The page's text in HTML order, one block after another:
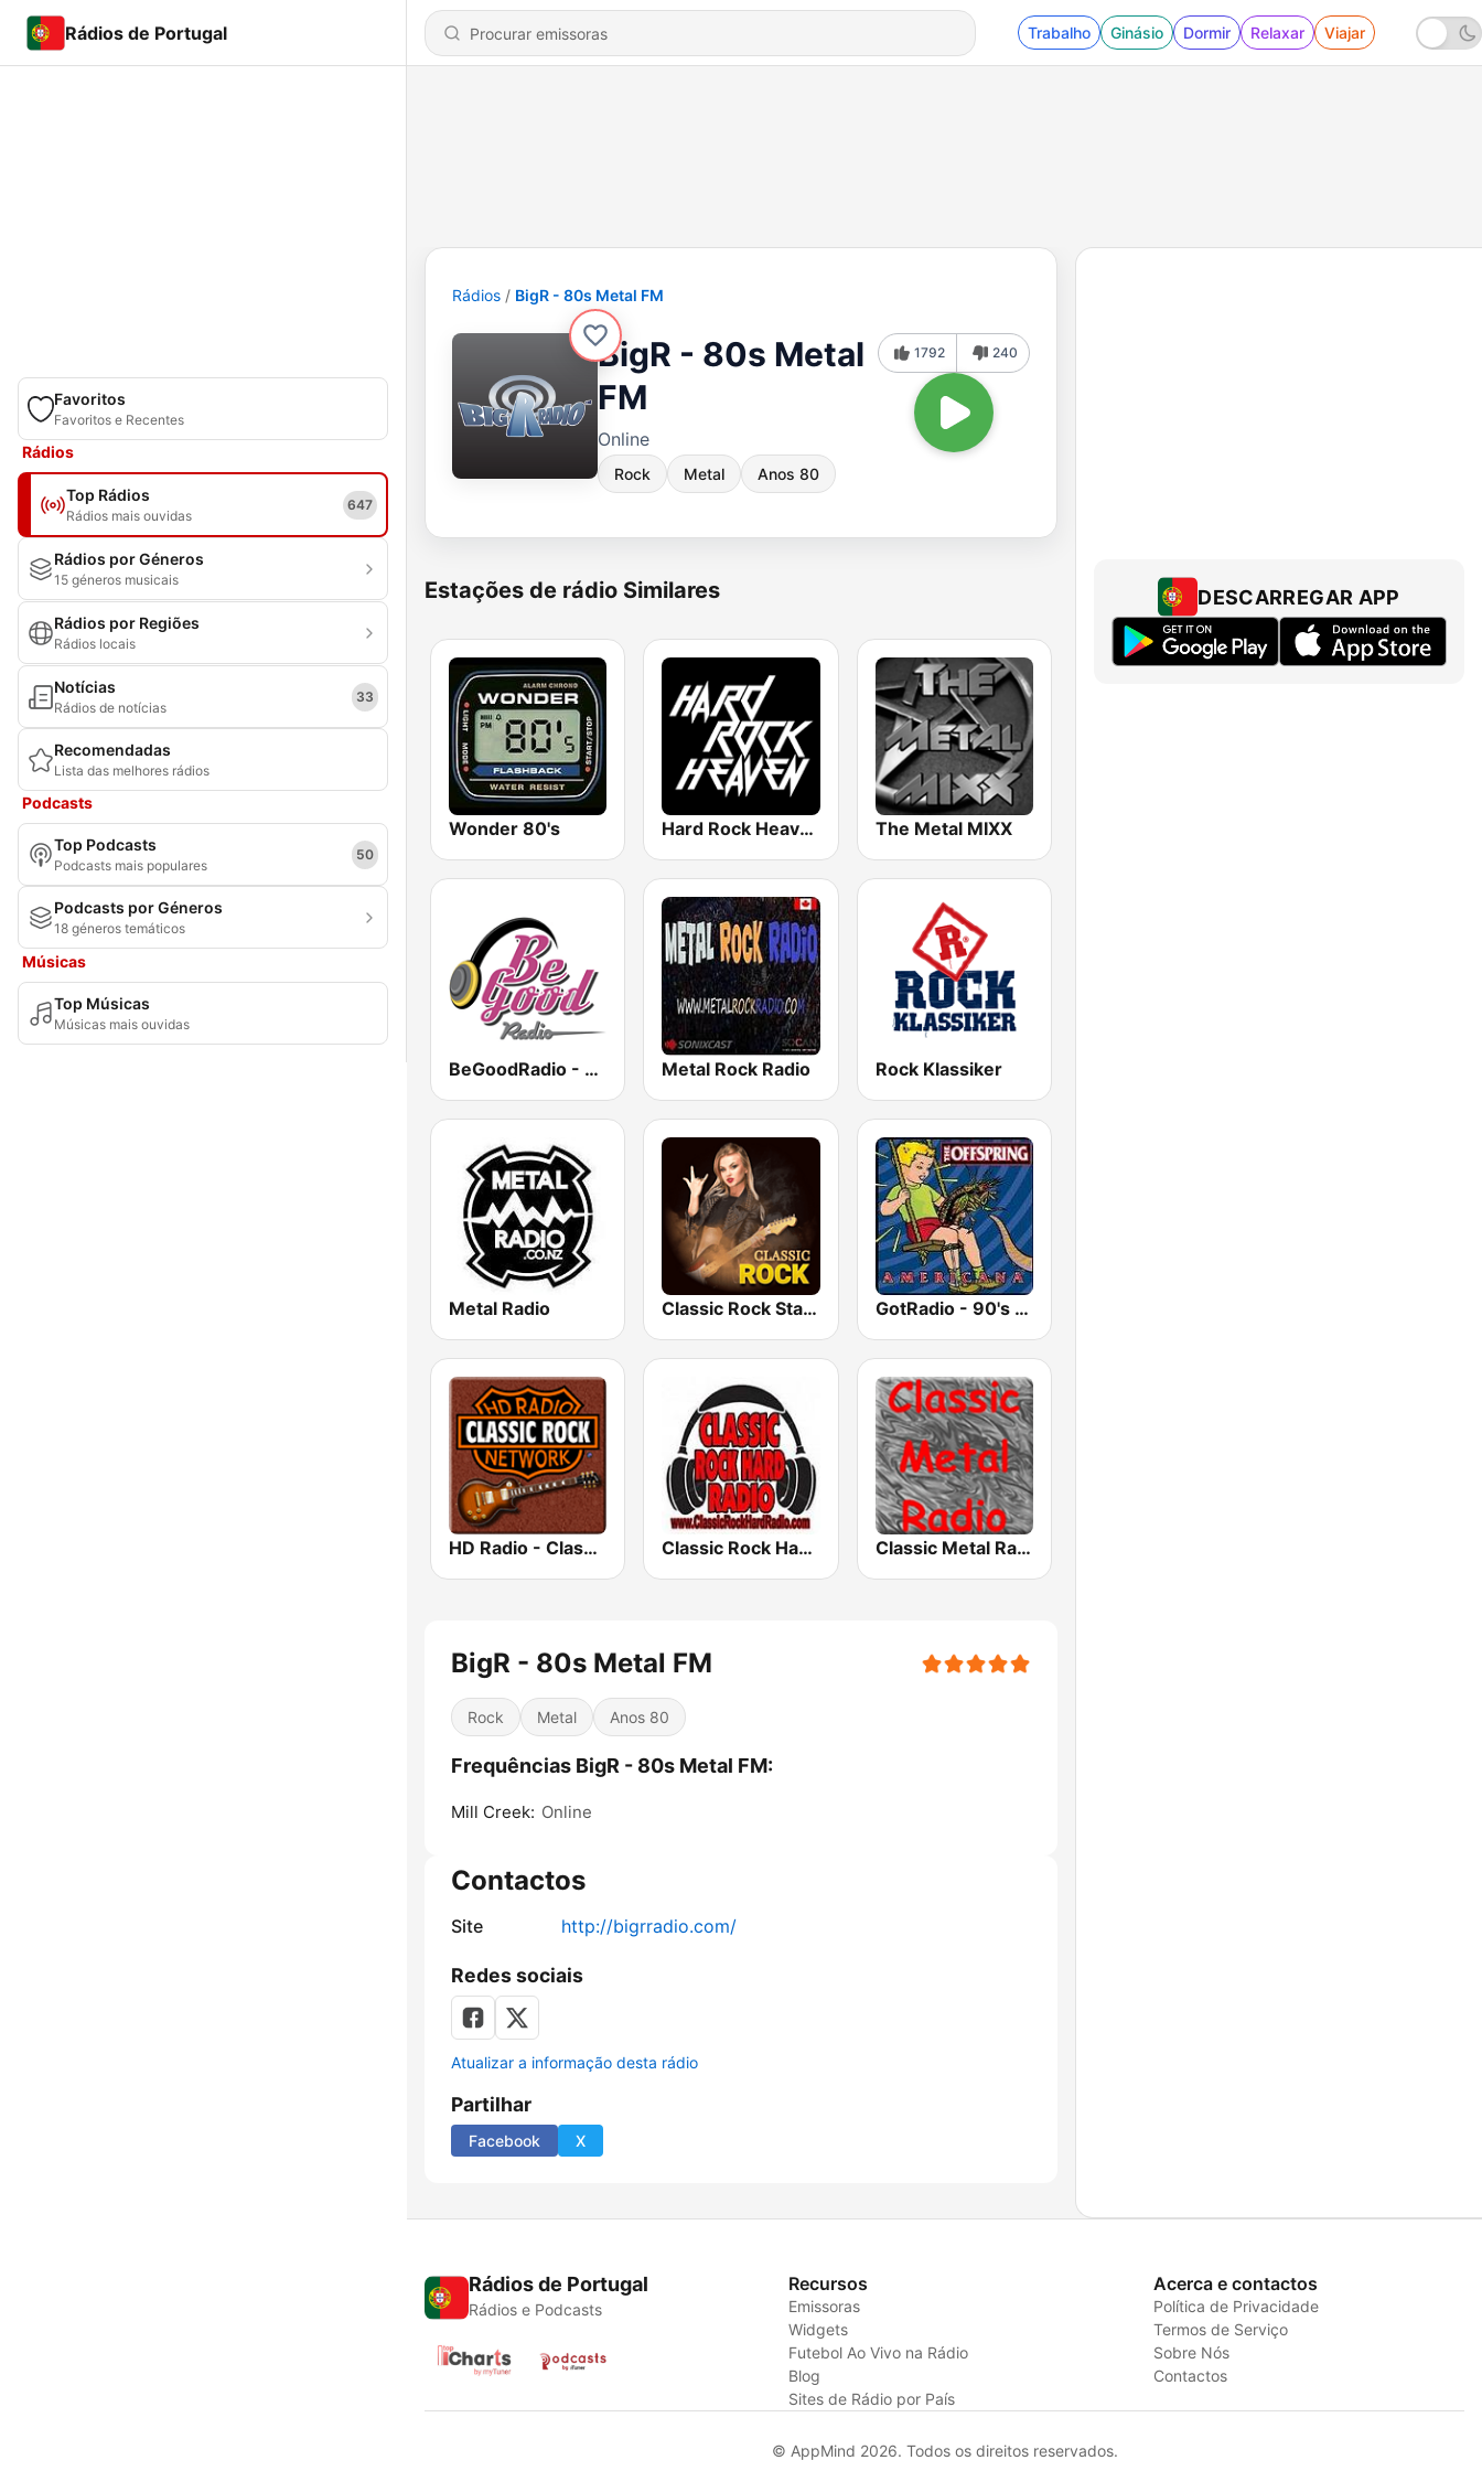
Rádios de Portugal Trabalho Ginásio Dormir Relaxar Viajar
Favoritos
Favoritos e Recentes
Rádios
Top Rádios
Rádios mais ouvidas
647
Rádios por Géneros
15 géneros musicais
Rádios por Regiões
Rádios locais
Notícias
Rádios de notícias
33
Recomendadas
Lista das melhores rádios
Podcasts
Top Podcasts
Podcasts mais populares
50
Podcasts por Géneros
18 géneros temáticos
Músicas
Top Músicas
Músicas mais ouvidas
Rádios BigR - 80s Metal FM
BigR - 80s Metal
FM
Online
Rock Metal Anos 80
1792 240
Estações de rádio Similares
Wonder 80's Hard Rock Heaven The Metal MIXX
BeGoodRadio - 80s Metal Metal Rock Radio Rock Klassiker
Metal Radio Classic Rock Station GotRadio - 90's Alternative
HD Radio - Classic Rock Classic Rock Hard Radio Classic Metal Radio
BigR - 80s Metal FM
Rock Metal Anos 80
Frequências BigR - 80s Metal FM:
Mill Creek: Online
Contactos
Site http://bigrradio.com/
Redes sociais
Atualizar a informação desta rádio
Partilhar
Facebook X
DESCARREGAR APP
Rádios de Portugal
Rádios e Podcasts
Recursos
Emissoras
Widgets
Futebol Ao Vivo na Rádio
Blog
Sites de Rádio por País
Acerca e contactos
Política de Privacidade
Termos de Serviço
Sobre Nós
Contactos
© AppMind 2026. Todos os direitos reservados.